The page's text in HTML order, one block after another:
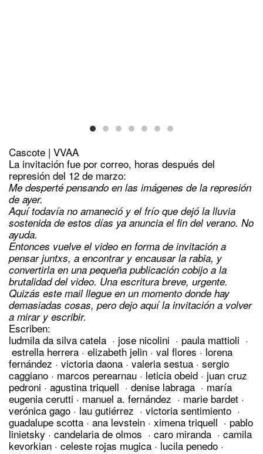
Cascote | VVAA
La invitación fue por correo, horas después del
represión del 12 de marzo:
Me desperté pensando en las imágenes de la represión
de ayer.
Aquí todavía no amaneció y el frío que dejó la lluvia
sostenida de estos días ya anuncia el fin del verano. No
ayuda.
Entonces vuelve el video en forma de invitación a
pensar juntxs, a encontrar y encausar la rabia, y
convertirla en una pequeña publicación cobijo a la
brutalidad del video. Una escritura breve, urgente.
Quizás este mail llegue en un momento donde hay
demasiadas cosas, pero dejo aquí la invitación a volver
a mirar y escribir.
Escriben:
ludmila da silva catela · jose nicolini · paula mattioli ·
estrella herrera · elizabeth jelin · val flores · lorena
fernández · victoria daona ·valeria sestua · sergio
caggiano · marcos perearnau · leticia obeid · juan cruz
pedroni · agustina triquell · denise labraga ·maría
eugenia cerutti · manuel a. fernández · marie bardet ·
verónica gago · lau gutiérrez · victoria sentimiento ·
guadalupe scotta · ana levstein · ximena triquell · pablo
linietsky · candelaria de olmos · caro miranda · camila
kevorkian · celeste rojas mugica · lucila penedo ·